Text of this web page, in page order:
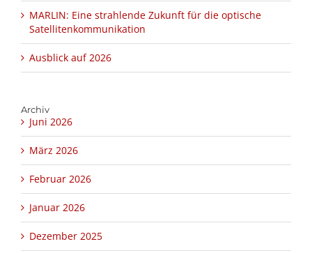
MARLIN: Eine strahlende Zukunft für die optische
Satellitenkommunikation
Ausblick auf 2026
Archiv
Juni 2026
März 2026
Februar 2026
Januar 2026
Dezember 2025